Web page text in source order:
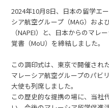
2024年10月8日、日本の留学エ
シア航空グループ（MAG）およ
（NAPEI）と、日本からのマレ
覚書（MoU）を締結しました。
この調印式は、東京で開催され
マレーシア航空グループのパビ
大使も列席しました。
この歴史的な提携の場に、当社